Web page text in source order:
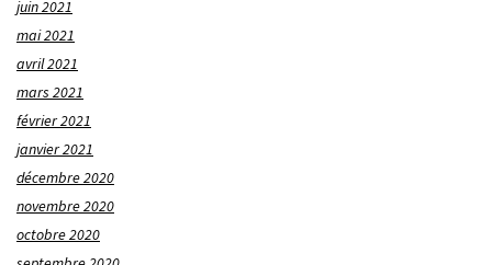
juin 2021
mai 2021
avril 2021
mars 2021
février 2021
janvier 2021
décembre 2020
novembre 2020
octobre 2020